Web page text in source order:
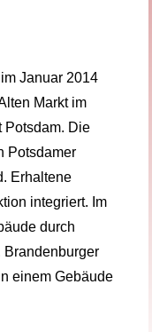
Januar 2014
Markt im
Potsdam. Die
Potsdamer
Erhaltene
integriert. Im
durch
Brandenburger
einem Gebäude